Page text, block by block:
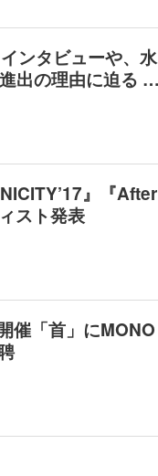
ンタビューや、水
出の理由に迫る …
』『After
スト発表
催「首」にMONO